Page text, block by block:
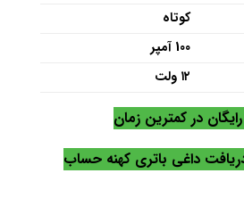
کوتاه
100 آمپر
۱۲ ولت
در کمترین زمان
داغی باتری کهنه حساب